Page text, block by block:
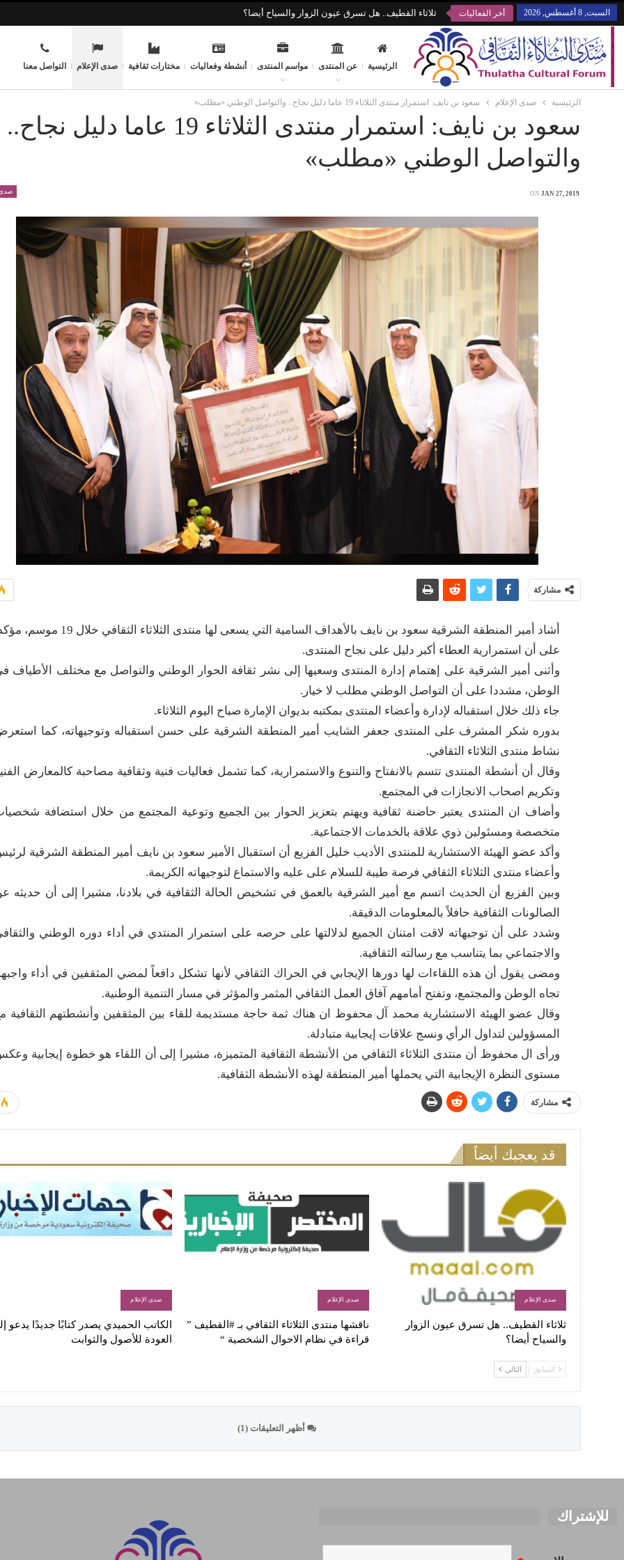
السبت, 8 أغسطس, 2026 أخر الفعاليات ثلاثاء القطيف.. هل تسرق عيون الزوار والسياح أيضا؟
الرئيسية عن المنتدى مواسم المنتدى أنشطة وفعاليات مختارات ثقافية صدى الإعلام التواصل معنا
الرئيسية صدى الإعلام سعود بن نايف: استمرار منتدى الثلاثاء 19 عاما دليل نجاح.. والتواصل الوطني «مطلب»
سعود بن نايف: استمرار منتدى الثلاثاء 19 عاما دليل نجاح..
والتواصل الوطني «مطلب»
صدى ON JAN 27, 2019
مشاركة
أشاد أمير المنطقة الشرقية سعود بن نايف بالأهداف السامية التي يسعى لها منتدى الثلاثاء الثقافي خلال 19
على أن استمرارية العطاء أكبر دليل على نجاح المنتدى.
وأثنى أمير الشرقية على إهتمام إدارة المنتدى وسعيها إلى نشر ثقافة الحوار الوطني والتواصل مع مختلف الأطياف
الوطن، مشددا على أن التواصل الوطني مطلب لا خيار.
جاء ذلك خلال استقباله لإدارة وأعضاء المنتدى بمكتبه بديوان الإمارة صباح اليوم الثلاثاء.
بدوره شكر المشرف على المنتدى جعفر الشايب أمير المنطقة الشرقية على حسن استقباله وتوجيهاته، كما
نشاط منتدى الثلاثاء الثقافي.
وقال أن أنشطة المنتدى تتسم بالانفتاح والتنوع والاستمرارية، كما تشمل فعاليات فنية وثقافية مصاحبة كالمعارض
وتكريم اصحاب الانجازات في المجتمع.
وأضاف ان المنتدى يعتبر حاضنة ثقافية ويهتم بتعزيز الحوار بين الجميع وتوعية المجتمع من خلال استضافة
متخصصة ومسئولين ذوي علاقة بالخدمات الاجتماعية.
وأكد عضو الهيئة الاستشارية للمنتدى الأديب خليل الفزيع أن استقبال الأمير سعود بن نايف أمير المنطقة الشرقية
وأعضاء منتدى الثلاثاء الثقافي فرصة طيبة للسلام على عليه والاستماع لتوجيهاته الكريمة.
وبين الفزيع أن الحديث اتسم مع أمير الشرقية بالعمق في تشخيص الحالة الثقافية في بلادنا، مشيرا إلى أن حديثه
الصالونات الثقافية حافلاً بالمعلومات الدقيقة.
وشدد على أن توجيهاته لاقت امتنان الجميع لدلالتها على حرصه على استمرار المنتدي في أداء دوره الوطني
والاجتماعي بما يتناسب مع رسالته الثقافية.
ومضى يقول أن هذه اللقاءات لها دورها الإيجابي في الحراك الثقافي لأنها تشكل دافعاً لمضي المثقفين في أداء
تجاه الوطن والمجتمع، وتفتح أمامهم آفاق العمل الثقافي المثمر والمؤثر في مسار التنمية الوطنية.
وقال عضو الهيئة الاستشارية محمد آل محفوظ ان هناك ثمة حاجة مستديمة للقاء بين المثقفين وأنشطتهم الثقافية
المسؤولين لتداول الرأي ونسج علاقات إيجابية متبادلة.
ورأى ال محفوظ أن منتدى الثلاثاء الثقافي من الأنشطة الثقافية المتميزة، مشيرا إلى أن اللقاء هو خطوة إيجابية
مستوى النظرة الإيجابية التي يحملها أمير المنطقة لهذه الأنشطة الثقافية.
مشاركة
قد يعجبك أيضاً
صدى الإعلام
ثلاثاء القطيف.. هل تسرق عيون الزوار
والسياح أيضا؟
صدى الإعلام
ناقشها منتدى الثلاثاء الثقافي بـ #القطيف ”
قراءة في نظام الاحوال الشخصية “
صدى الإعلام
الكاتب الحميدي يصدر كتابًا جديدًا يدعو
العودة للأصول والثوابت
السابق التالي
أظهر التعليقات (1)
للإشتراك